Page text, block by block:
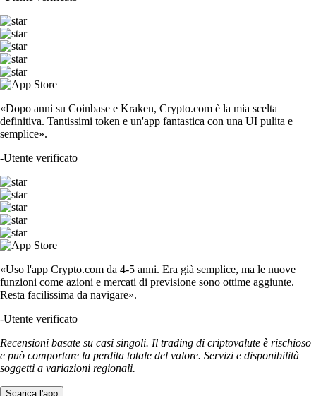
«Dopo anni su Coinbase e Kraken, Crypto.com è la mia scelta
definitiva. Tantissimi token e un'app fantastica con una UI pulita e
semplice».
-Utente verificato
«Uso l'app Crypto.com da 4-5 anni. Era già semplice, ma le nuove
funzioni come azioni e mercati di previsione sono ottime aggiunte.
Resta facilissima da navigare».
-Utente verificato
Recensioni basate su casi singoli. Il trading di criptovalute è rischioso
e può comportare la perdita totale del valore. Servizi e disponibilità
soggetti a variazioni regionali.
Scarica l'app